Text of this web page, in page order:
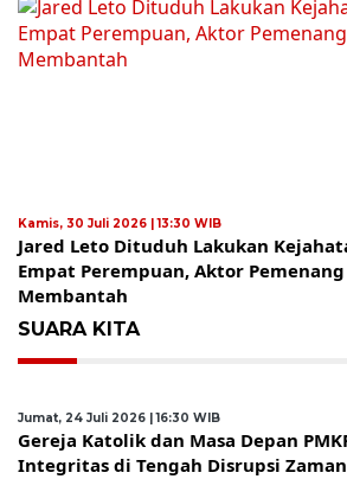
Kamis, 30 Juli 2026 | 13:30 WIB
Jared Leto Dituduh Lakukan
Empat Perempuan, Aktor
Membantah
SUARA KITA
Jumat, 24 Juli 2026 | 16:30 WIB
Gereja Katolik dan Masa Depan
Integritas di Tengah Disrupsi Zaman